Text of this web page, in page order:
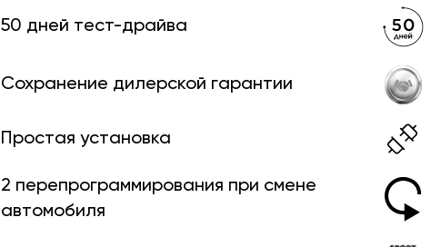
50 дней тест-драйва
Сохранение дилерской гарантии
Простая установка
2 перепрограммирования при смене
автомобиля